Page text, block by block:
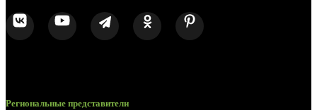
Региональные представители